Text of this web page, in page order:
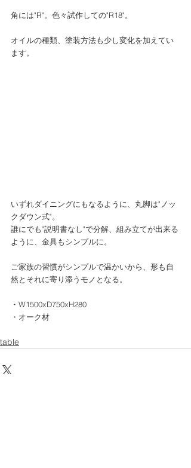
角には"R"。色々試作しての"R18"。
オイルの種類、塗装方法も少し変化を加えてい
ます。
いずれダイニングにもなるように、丸脚は"ノッ
クダウン式"。
誰にでも"説明書なし"で分解、組み立てが出来る
ように、金具もシンプルに。
ご家族の習慣がシンプルで温かいから、形も自
然とそれに寄り添うモノとなる。
・W1500xD750xH280
・オーク材
table